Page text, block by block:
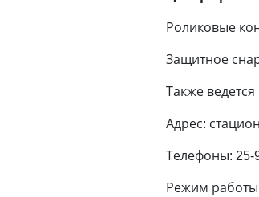
Роликовые
Защитное
Также
Адрес:
Телефоны: 25-
Режим